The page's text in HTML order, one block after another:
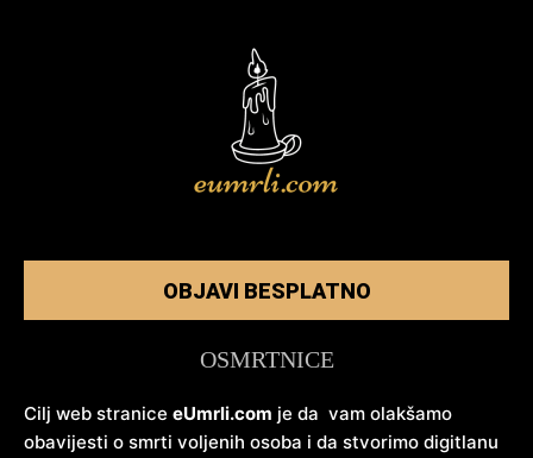
OBJAVI BESPLATNO
OSMRTNICE
Cilj web stranice eUmrli.com je da vam olakšamo
obavijesti o smrti voljenih osoba i da stvorimo digitlanu